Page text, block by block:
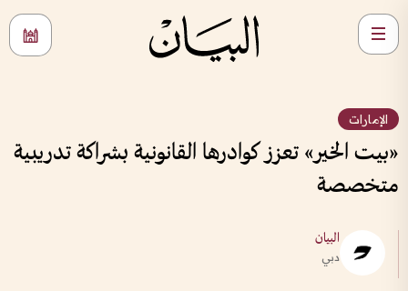
الإمارات
«بيت الخير» تعزز كوادرها القانونية بشراكة تدريبية
متخصصة
البيان
دبي